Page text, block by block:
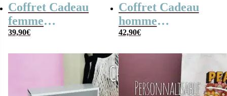
Coffret Cadeau
femme
« Génération 70 »
39,90€
Coffret Cadeau
homme
« Génération 60
d’école » – Cadeau
personnalisé
42,90€